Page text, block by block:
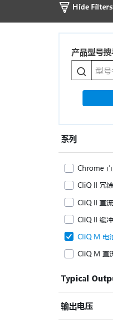
Hide Filters
产品型号
型
系列
Chrome
CliQ II 冗
CliQ II 直
CliQ II 缓
CliQ M 电
CliQ M 直
Typical
输出电压